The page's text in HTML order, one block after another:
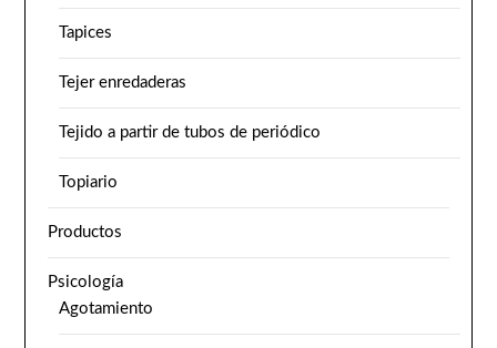
Tapices
Tejer enredaderas
Tejido a partir de tubos de periódico
Topiario
Productos
Psicología
Agotamiento